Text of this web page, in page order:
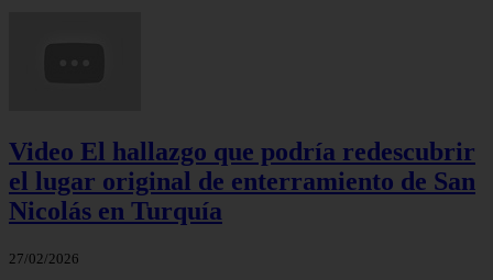
Video El hallazgo que podría redescubrir
el lugar original de enterramiento de San
Nicolás en Turquía
27/02/2026